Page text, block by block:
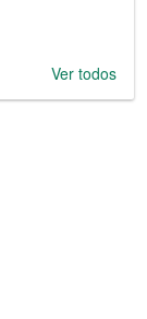
Ver todos